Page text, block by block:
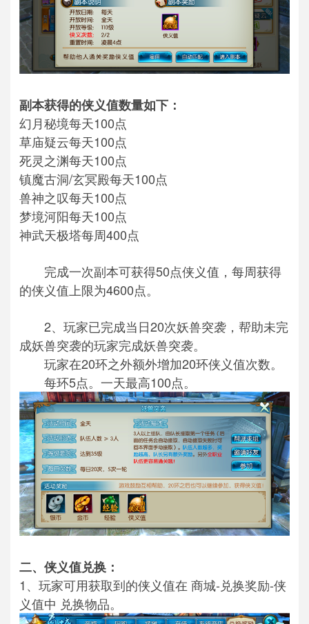
副本获得的侠义值数量如下：
幻月秘境每天100点
草庙疑云每天100点
死灵之渊每天100点
镇魔古洞/玄冥殿每天100点
兽神之叹每天100点
梦境河阳每天100点
神武天极塔每周400点
完成一次副本可获得50点侠义值，每周获得
的侠义值上限为4600点。
2、玩家已完成当日20次妖兽突袭，帮助未完
成妖兽突袭的玩家完成妖兽突袭。
玩家在20环之外额外增加20环侠义值次数。
每环5点。一天最高100点。
二、侠义值兑换：
1、玩家可用获取到的侠义值在 商城-兑换奖励-侠
义值中 兑换物品。